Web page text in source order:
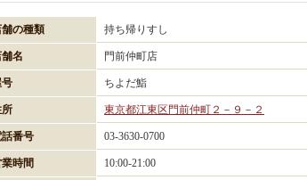
舗の種類 持ち帰りすし
舗名 門前仲町店
号 ちよだ鮨
東京都江東区門前仲町２－９－２
話番号 03-3630-0700
時間 10:00-21:00